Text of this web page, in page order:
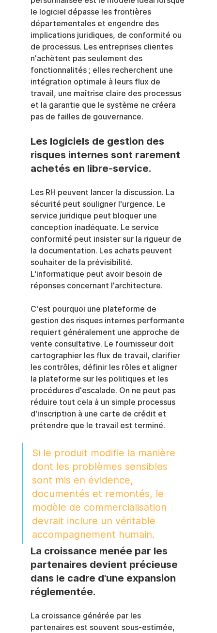
le logiciel dépasse les frontières
départementales et engendre des
implications juridiques, de conformité ou
de processus. Les entreprises clientes
n'achètent pas seulement des
fonctionnalités ; elles recherchent une
intégration optimale à leurs flux de
travail, une maîtrise claire des processus
et la garantie que le système ne créera
pas de failles de gouvernance.
Les logiciels de gestion des
risques internes sont rarement
achetés en libre-service.
Les RH peuvent lancer la discussion. La
sécurité peut souligner l'urgence. Le
service juridique peut bloquer une
conception inadéquate. Le service
conformité peut insister sur la rigueur de
la documentation. Les achats peuvent
souhaiter de la prévisibilité.
L'informatique peut avoir besoin de
réponses concernant l'architecture.
C'est pourquoi une plateforme de
gestion des risques internes performante
requiert généralement une approche de
vente consultative. Le fournisseur doit
cartographier les flux de travail, clarifier
les contrôles, définir les rôles et aligner
la plateforme sur les politiques et les
procédures d'escalade. On ne peut pas
réduire tout cela à un simple processus
d'inscription à une carte de crédit et
prétendre que le travail est terminé.
Si le produit modifie la manière
dont les problèmes sensibles
sont mis en évidence,
documentés et remontés, le
modèle de commercialisation
devrait inclure un véritable
accompagnement humain.
La croissance menée par les
partenaires devient précieuse
dans le cadre d'une expansion
réglementée.
La croissance générée par les
partenaires est souvent sous-estimée,